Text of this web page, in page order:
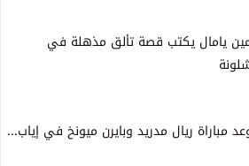
يامال يكتب قصة تألق مذهلة في
مباراة ريال مدريد وبايرن ميونخ في إياب...